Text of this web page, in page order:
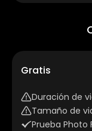
Gratis
Duración de
Tamaño de
Prueba Photo